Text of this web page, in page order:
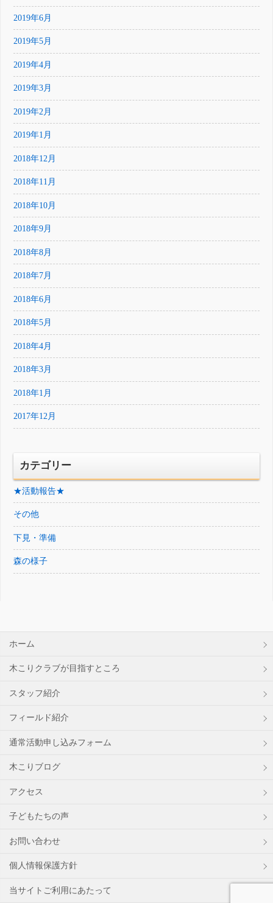
2019年6月
2019年5月
2019年4月
2019年3月
2019年2月
2019年1月
2018年12月
2018年11月
2018年10月
2018年9月
2018年8月
2018年7月
2018年6月
2018年5月
2018年4月
2018年3月
2018年1月
2017年12月
カテゴリー
★活動報告★
その他
下見・準備
森の様子
ホーム
木こりクラブが目指すところ
スタッフ紹介
フィールド紹介
通常活動申し込みフォーム
木こりブログ
アクセス
子どもたちの声
お問い合わせ
個人情報保護方針
当サイトご利用にあたって